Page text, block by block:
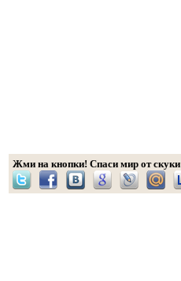
Жми на кнопки! Спаси мир от скуки